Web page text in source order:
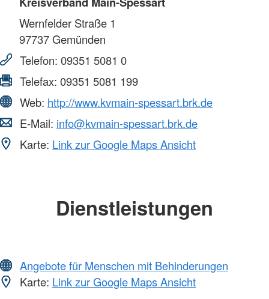
Wernfelder Straße 1
97737Gemünden
Telefon: 09351 5081 0
Telefax: 09351 5081 199
Web: http://www.kvmain-spessart.brk.de
E-Mail: info@kvmain-spessart.brk.de
Karte: Link zur Google Maps Ansicht
Dienstleistungen
Angebote für Menschen mit Behinderungen
Karte: Link zur Google Maps Ansicht